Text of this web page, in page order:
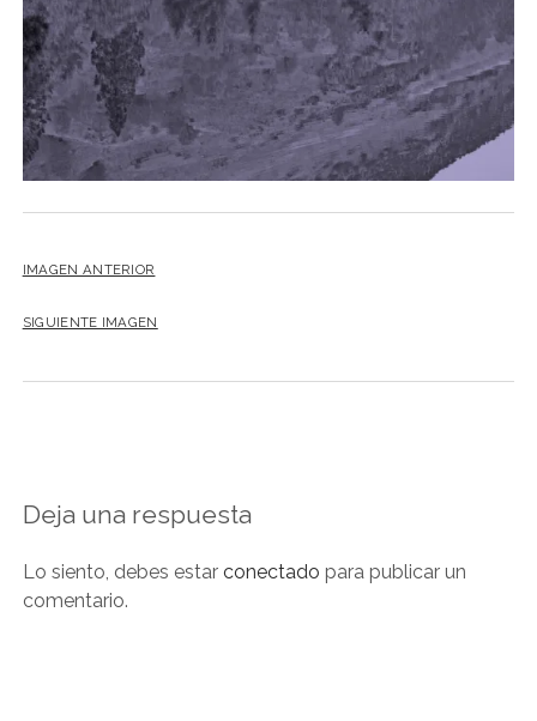
IMAGEN ANTERIOR
SIGUIENTE IMAGEN
Deja una respuesta
Lo siento, debes estar conectado para publicar un
comentario.